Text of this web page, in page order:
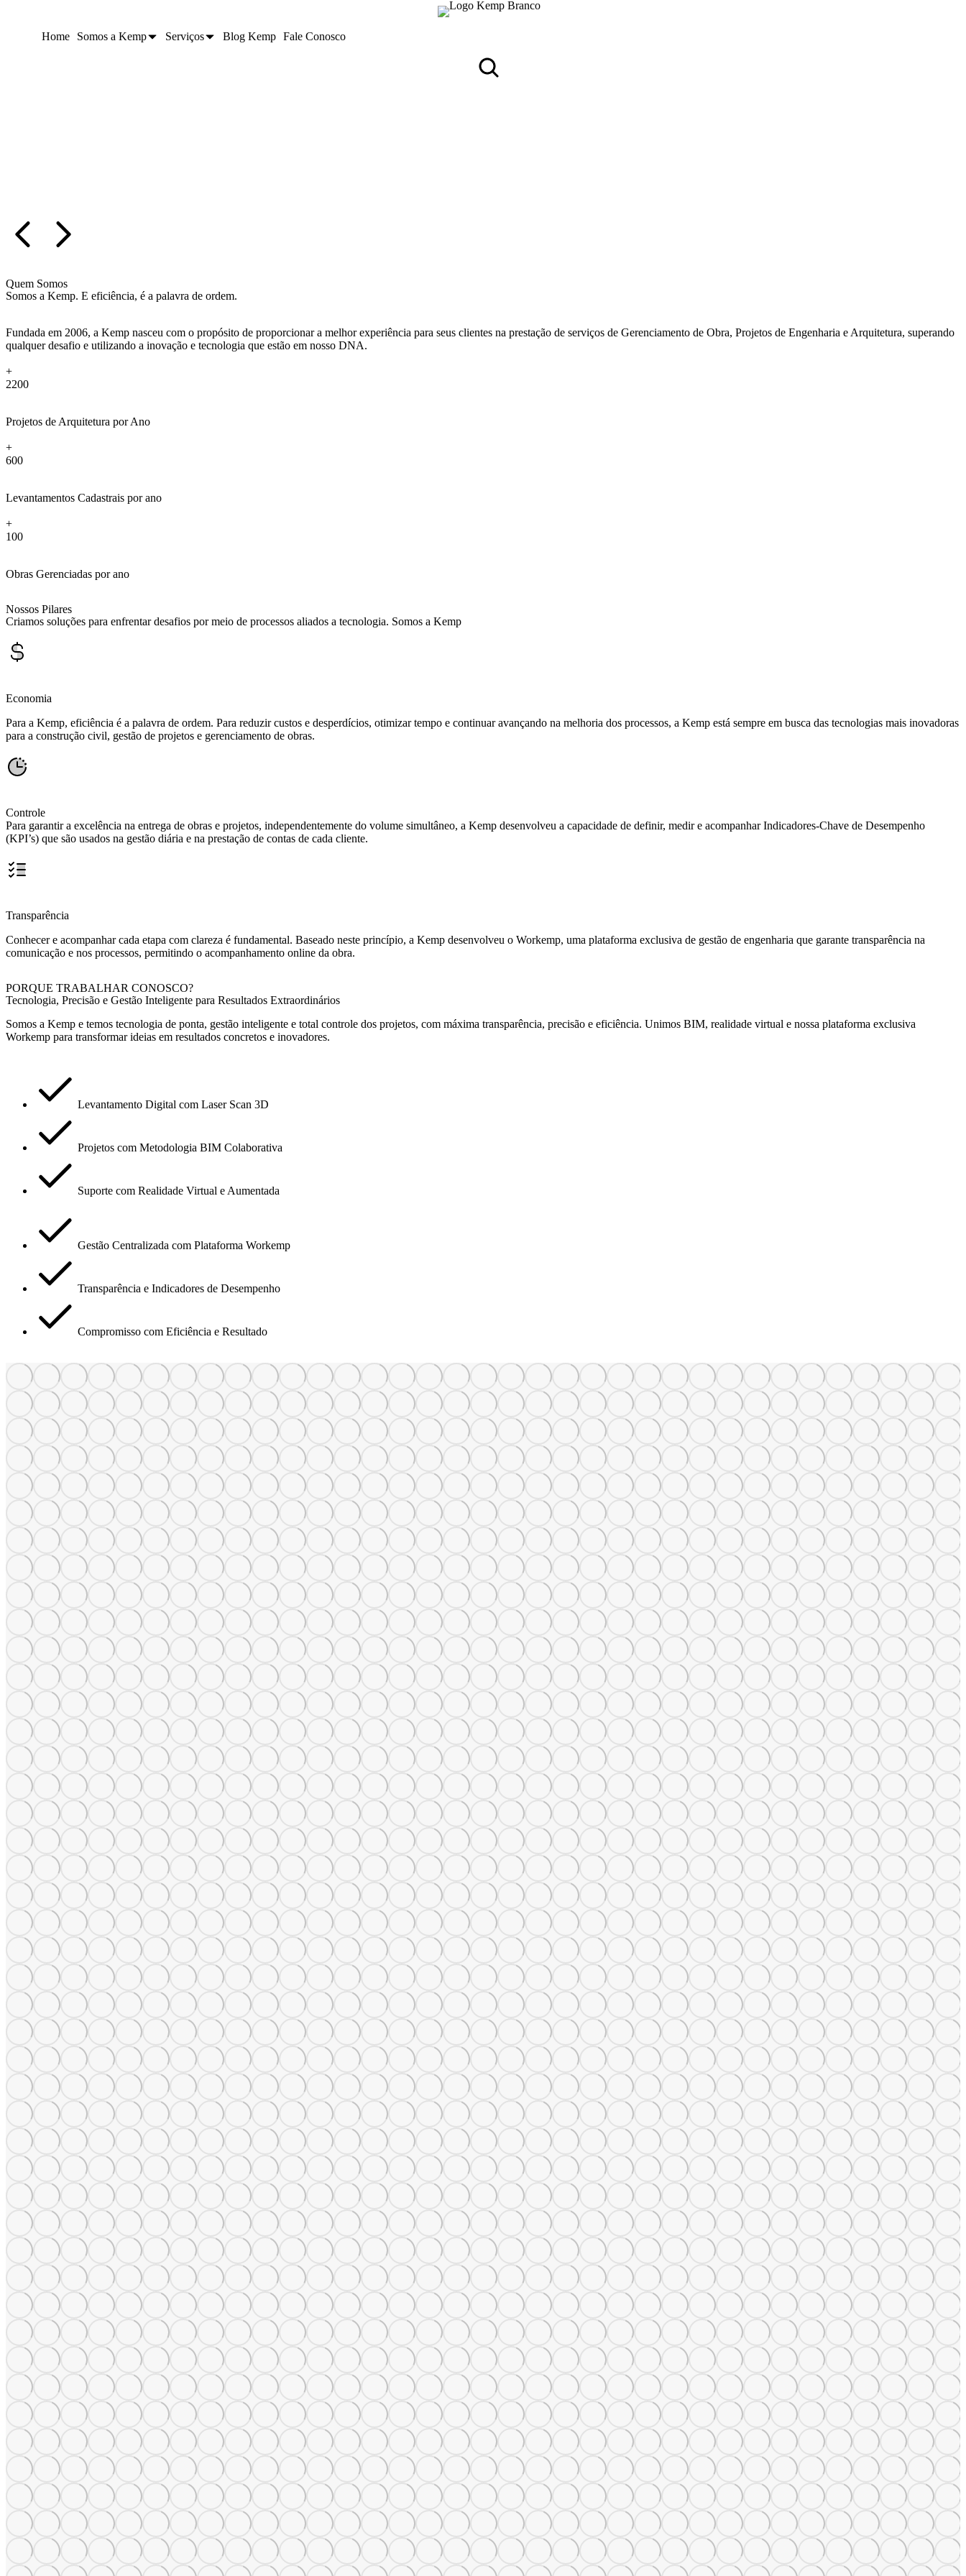
Home Somos a Kemp Serviços Blog Kemp Fale Conosco
Quem Somos
Somos a Kemp. E eficiência, é a palavra de ordem.
Fundada em 2006, a Kemp nasceu com o propósito de proporcionar a melhor experiência para seus clientes na prestação de serviços de Gerenciamento de Obra, Projetos de Engenharia e Arquitetura, superando
qualquer desafio e utilizando a inovação e tecnologia que estão em nosso DNA.
+
2200
Projetos de Arquitetura por Ano
+
600
Levantamentos Cadastrais por ano
+
100
Obras Gerenciadas por ano
Nossos Pilares
Criamos soluções para enfrentar desafios por meio de processos aliados a tecnologia. Somos a Kemp
Economia
Para a Kemp, eficiência é a palavra de ordem. Para reduzir custos e desperdícios, otimizar tempo e continuar avançando na melhoria dos processos, a Kemp está sempre em busca das tecnologias mais inovadoras
para a construção civil, gestão de projetos e gerenciamento de obras.
Controle
Para garantir a excelência na entrega de obras e projetos, independentemente do volume simultâneo, a Kemp desenvolveu a capacidade de definir, medir e acompanhar Indicadores-Chave de Desempenho
(KPI’s) que são usados na gestão diária e na prestação de contas de cada cliente.
Transparência
Conhecer e acompanhar cada etapa com clareza é fundamental. Baseado neste princípio, a Kemp desenvolveu o Workemp, uma plataforma exclusiva de gestão de engenharia que garante transparência na
comunicação e nos processos, permitindo o acompanhamento online da obra.
PORQUE TRABALHAR CONOSCO?
Tecnologia, Precisão e Gestão Inteligente para Resultados Extraordinários
Somos a Kemp e temos tecnologia de ponta, gestão inteligente e total controle dos projetos, com máxima transparência, precisão e eficiência. Unimos BIM, realidade virtual e nossa plataforma exclusiva
Workemp para transformar ideias em resultados concretos e inovadores.
Levantamento Digital com Laser Scan 3D
Projetos com Metodologia BIM Colaborativa
Suporte com Realidade Virtual e Aumentada
Gestão Centralizada com Plataforma Workemp
Transparência e Indicadores de Desempenho
Compromisso com Eficiência e Resultado